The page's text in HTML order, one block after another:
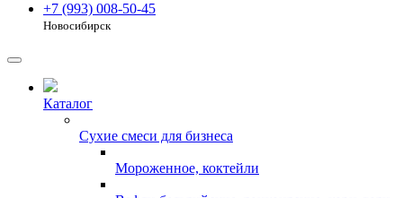
+7 (993) 008-50-45
Новосибирск
Каталог
Сухие смеси для бизнеса
Мороженное, коктейли